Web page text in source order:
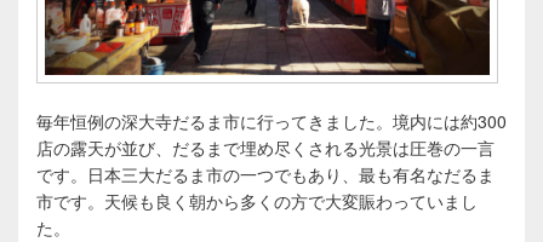
毎年恒例の深大寺だるま市に行ってきました。境内には約300
店の露天が並び、だるまで埋め尽くされる光景は圧巻の一言
です。日本三大だるま市の一つでもあり、最も有名なだるま
市です。天候も良く朝から多くの方で大変賑わっていまし
た。